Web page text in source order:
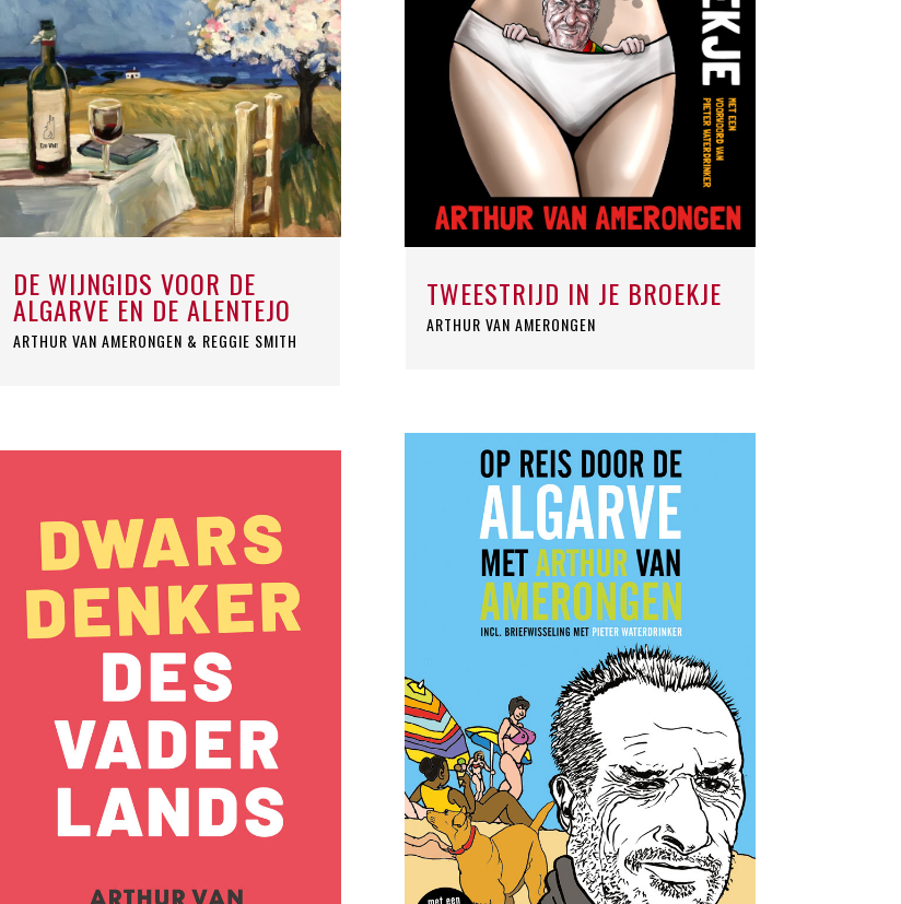
DE WIJNGIDS VOOR DE
ALGARVE EN DE ALENTEJO
ARTHUR VAN AMERONGEN & REGGIE SMITH
TWEESTRIJD IN JE BROEKJE
ARTHUR VAN AMERONGEN